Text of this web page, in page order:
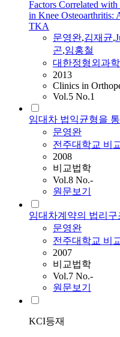
Factors Correlated
in Knee Osteoarthritis:
TKA
문영완,김재균,
곤,임홍철
대한정형외과학
2013
Clinics in
Vol.5 No.1
임대차 법익균형을
문영완
전주대학교 비
2008
비교법학
Vol.8 No.-
원문보기
임대차계약의 법리
문영완
전주대학교 비
2007
비교법학
Vol.7 No.-
원문보기
KCI등재